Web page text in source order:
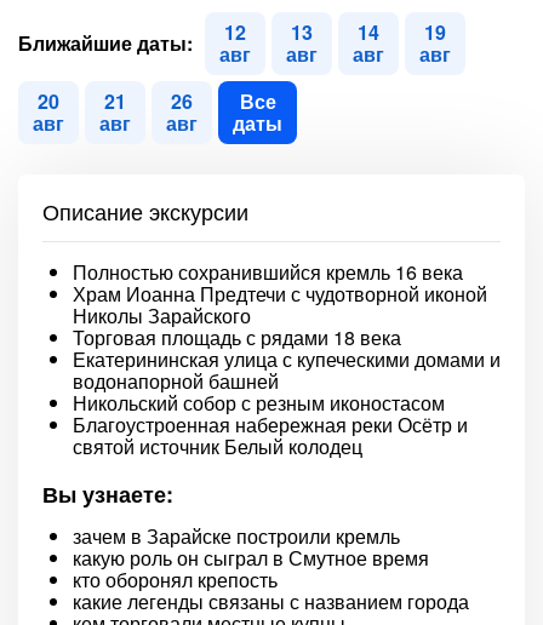
Ближайшие даты: 12
авг
13
авг
14
авг
19
авг
20
авг
21
авг
26
авг
Все
даты
Описание экскурсии
Полностью сохранившийся кремль 16 века
Храм Иоанна Предтечи с чудотворной иконой
Николы Зарайского
Торговая площадь с рядами 18 века
Екатерининская улица с купеческими домами и
водонапорной башней
Никольский собор с резным иконостасом
Благоустроенная набережная реки Осётр и
святой источник Белый колодец
Вы узнаете:
зачем в Зарайске построили кремль
какую роль он сыграл в Смутное время
кто оборонял крепость
какие легенды связаны с названием города